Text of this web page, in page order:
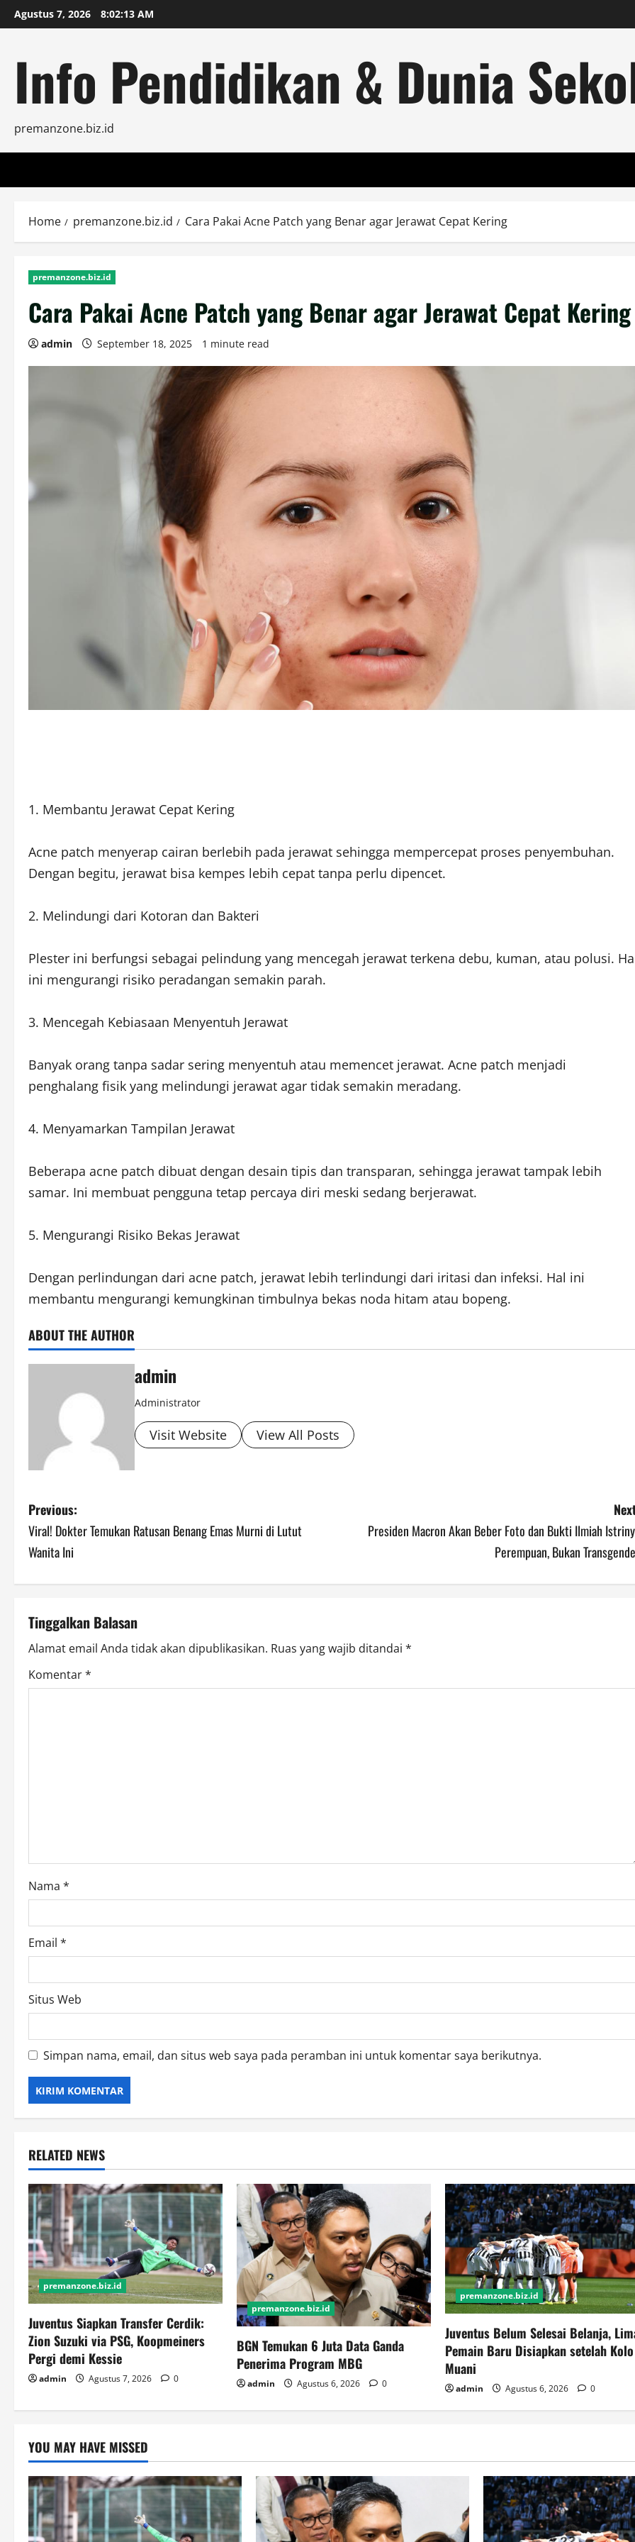
Skip
to
Agustus 7, 2026 8:02:15 AM
Info Pendidikan & Dunia
premanzone.biz.id
Home premanzone.biz.id Cara Pakai Acne Patch yang Benar agar Jerawat Cepat Kering
premanzone.biz.id
Cara Pakai Acne Patch yang Benar agar Jerawat Cepat Kering
admin September 18, 2025 1 minute read
1. Membantu Jerawat Cepat Kering
Acne patch menyerap cairan berlebih pada jerawat sehingga mempercepat proses penyembuhan.
Dengan begitu, jerawat bisa kempes lebih cepat tanpa perlu dipencet.
2. Melindungi dari Kotoran dan Bakteri
Plester ini berfungsi sebagai pelindung yang mencegah jerawat terkena debu, kuman, atau polusi.
ini mengurangi risiko peradangan semakin parah.
3. Mencegah Kebiasaan Menyentuh Jerawat
Banyak orang tanpa sadar sering menyentuh atau memencet jerawat. Acne patch menjadi
penghalang fisik yang melindungi jerawat agar tidak semakin meradang.
4. Menyamarkan Tampilan Jerawat
Beberapa acne patch dibuat dengan desain tipis dan transparan, sehingga jerawat tampak lebih
samar. Ini membuat pengguna tetap percaya diri meski sedang berjerawat.
5. Mengurangi Risiko Bekas Jerawat
Dengan perlindungan dari acne patch, jerawat lebih terlindungi dari iritasi dan infeksi. Hal ini
membantu mengurangi kemungkinan timbulnya bekas noda hitam atau bopeng.
ABOUT THE AUTHOR
admin
Administrator
Visit Website View All Posts
P
o
n
a
v
o
n
Previous:
Viral! Dokter Temukan Ratusan Benang Emas Murni di Lutut
Wanita Ini
Presiden Macron Akan Beber Foto dan Bukti Ilmiah
Perempuan, Bukan
Tinggalkan Balasan
Alamat email Anda tidak akan dipublikasikan. Ruas yang wajib ditandai *
Komentar*
Nama *
Email *
Situs Web
Simpan nama, email, dan situs web saya pada peramban ini untuk komentar saya berikutnya.
RELATED NEWS
premanzone.biz.id
Juventus Siapkan Transfer Cerdik:
Zion Suzuki via PSG, Koopmeiners
Pergi demi Kessie
admin Agustus 7, 2026 0
premanzone.biz.id
BGN Temukan 6 Juta Data Ganda
Penerima Program MBG
admin Agustus 6, 2026 0
premanzone.biz.id
Juventus Belum Selesai Belanja,
Pemain Baru Disiapkan setelah Kolo
Muani
admin Agustus 6, 2026 0
YOU MAY HAVE MISSED